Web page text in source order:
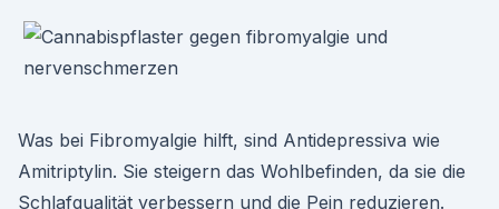
Was bei Fibromyalgie hilft, sind Antidepressiva wie
Amitriptylin. Sie steigern das Wohlbefinden, da sie die
Schlafqualität verbessern und die Pein reduzieren.